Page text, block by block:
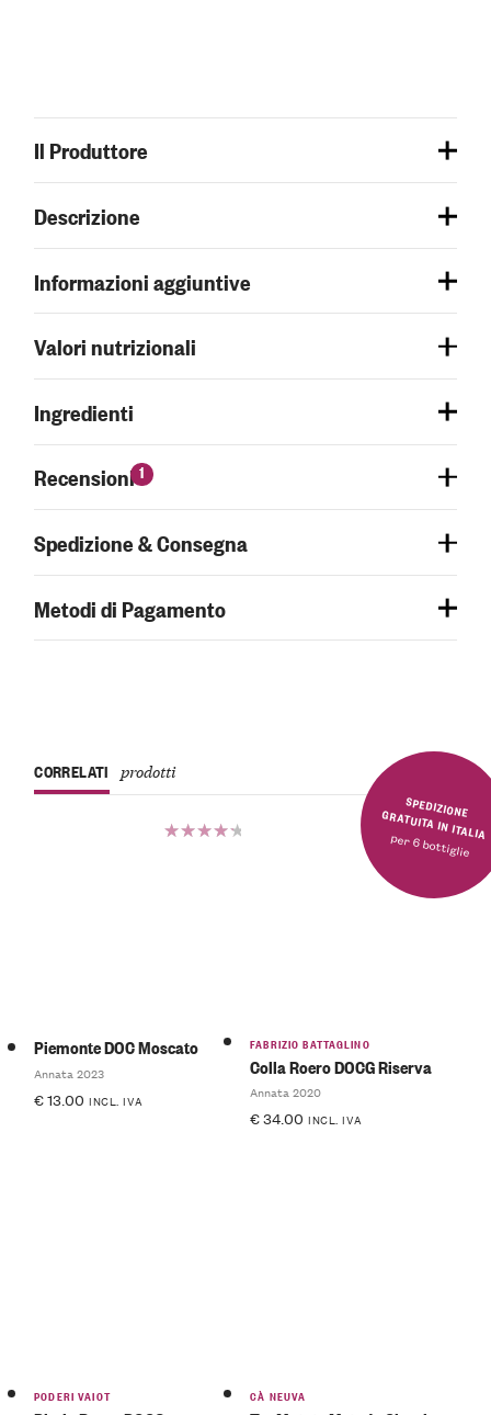
Il Produttore
Descrizione
Informazioni aggiuntive
Valori nutrizionali
Ingredienti
Recensioni1
Spedizione & Consegna
Metodi di Pagamento
SPEDIZIONE GRATUITA IN ITALIA
per 6 bottiglie
CORRELATI prodotti
Piemonte DOC Moscato
Annata 2023
€13.00 INCL. IVA
FABRIZIO BATTAGLINO
Colla Roero DOCG Riserva
Annata 2020
€34.00 INCL. IVA
PODERI VAIOT CÀ NEUVA